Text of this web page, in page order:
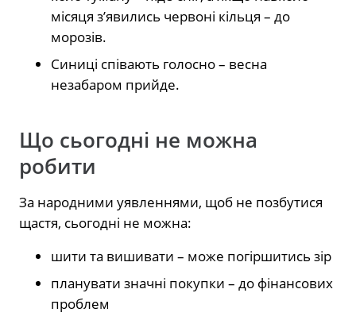
місяця з’явились червоні кільця – до
морозів.
Синиці співають голосно – весна
незабаром прийде.
Що сьогодні не можна
робити
За народними уявленнями, щоб не позбутися
щастя, сьогодні не можна:
шити та вишивати – може погіршитись зір
планувати значні покупки – до фінансових
проблем